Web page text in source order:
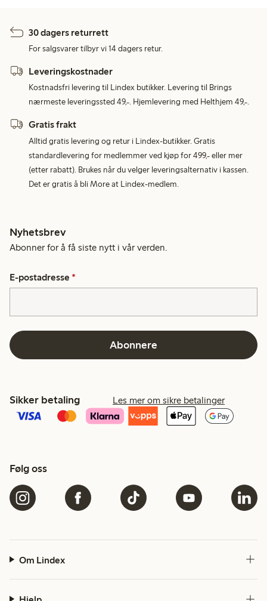
30 dagers returrett
For salgsvarer tilbyr vi 14 dagers retur.
Leveringskostnader
Kostnadsfri levering til Lindex butikker. Levering til Brings
nærmeste leveringssted 49,-. Hjemlevering med Helthjem 49,-.
Gratis frakt
Alltid gratis levering og retur i Lindex-butikker. Gratis
standardlevering for medlemmer ved kjøp for 499,- eller mer
(etter rabatt). Brukes når du velger leveringsalternativ i kassen.
Det er gratis å bli More at Lindex-medlem.
Nyhetsbrev
Abonner for å få siste nytt i vår verden.
E-postadresse *
Abonnere
Sikker betaling Les mer om sikre betalinger
Følg oss
Om Lindex